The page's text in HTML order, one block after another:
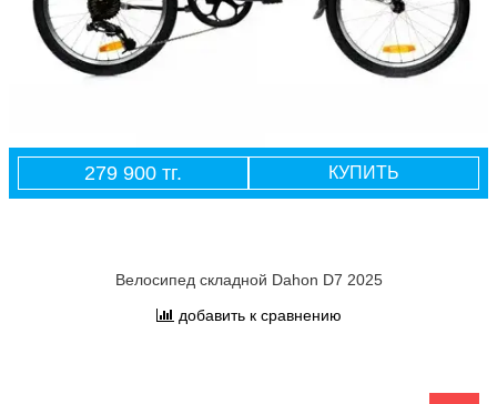
279 900 тг. КУПИТЬ
Велосипед складной Dahon D7 2025
добавить к сравнению